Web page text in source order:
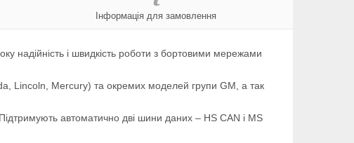
Інформація для замовлення
надійність і швидкість роботи з бортовими мережами
Lincoln, Mercury) та окремих моделей групи GM, а так
автоматично дві шини даних – HS CAN і MS